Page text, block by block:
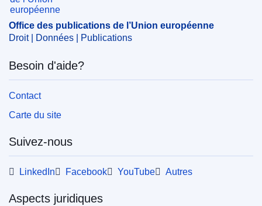
produits agricoles
du consommateur,Italie, vin blanc ,vin mousseux,
rouge,Vénétie,étiquetage
IMMC : C(2023)697/2405170
Office des publications de l’Union européenne
Droit | Données | Publications
Besoin d'aide?
Contact
Carte du site
Suivez-nous
LinkedIn Facebook YouTube Autres
Aspects juridiques